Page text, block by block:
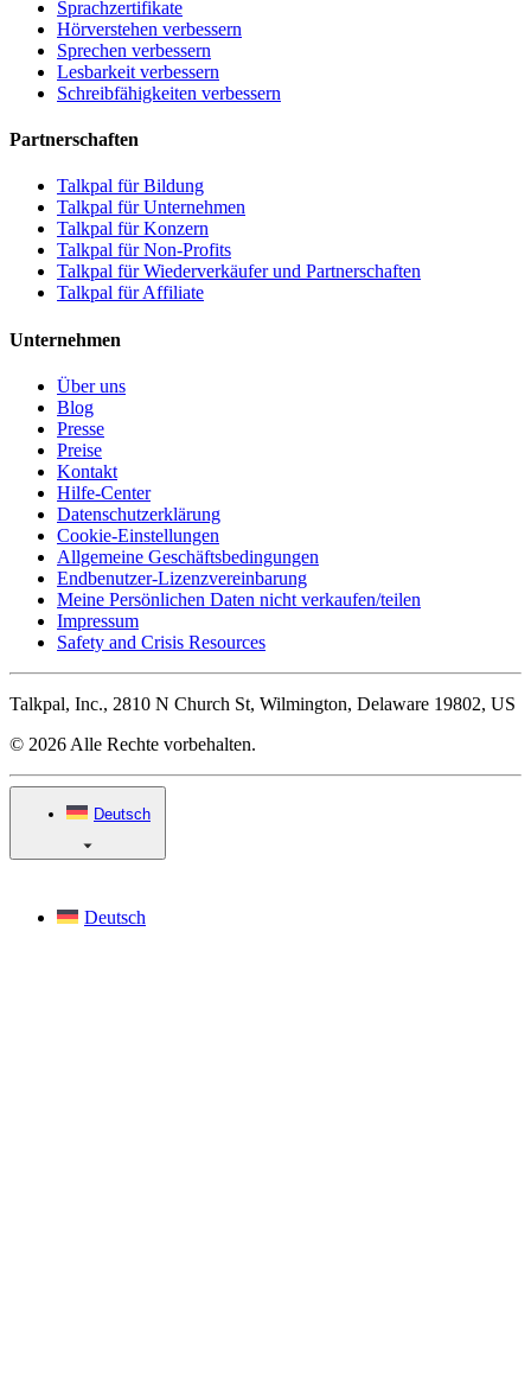
Sprachzertifikate
Hörverstehen verbessern
Sprechen verbessern
Lesbarkeit verbessern
Schreibfähigkeiten verbessern
Partnerschaften
Talkpal für Bildung
Talkpal für Unternehmen
Talkpal für Konzern
Talkpal für Non-Profits
Talkpal für Wiederverkäufer und Partnerschaften
Talkpal für Affiliate
Unternehmen
Über uns
Blog
Presse
Preise
Kontakt
Hilfe-Center
Datenschutzerklärung
Cookie-Einstellungen
Allgemeine Geschäftsbedingungen
Endbenutzer-Lizenzvereinbarung
Meine Persönlichen Daten nicht verkaufen/teilen
Impressum
Safety and Crisis Resources
Talkpal, Inc., 2810 N Church St, Wilmington, Delaware 19802, US
© 2026 Alle Rechte vorbehalten.
Deutsch
Deutsch